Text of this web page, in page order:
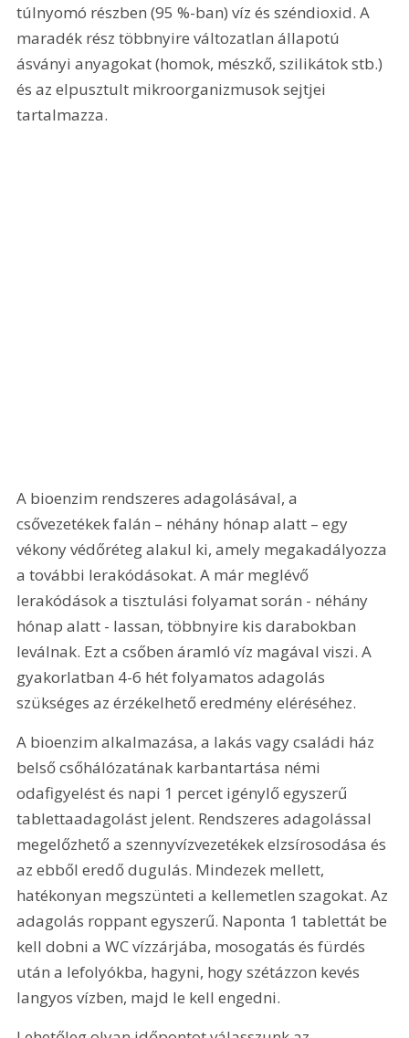
túlnyomó részben (95 %-ban) víz és széndioxid. A
maradék rész többnyire változatlan állapotú
ásványi anyagokat (homok, mészkő, szilikátok stb.)
és az elpusztult mikroorganizmusok sejtjei
tartalmazza.
A bioenzim rendszeres adagolásával, a
csővezetékek falán – néhány hónap alatt – egy
vékony védőréteg alakul ki, amely megakadályozza
a további lerakódásokat. A már meglévő
lerakódások a tisztulási folyamat során - néhány
hónap alatt - lassan, többnyire kis darabokban
leválnak. Ezt a csőben áramló víz magával viszi. A
gyakorlatban 4-6 hét folyamatos adagolás
szükséges az érzékelhető eredmény eléréséhez.
A bioenzim alkalmazása, a lakás vagy családi ház
belső csőhálózatának karbantartása némi
odafigyelést és napi 1 percet igénylő egyszerű
tablettaadagolást jelent. Rendszeres adagolással
megelőzhető a szennyvízvezetékek elzsírosodása és
az ebből eredő dugulás. Mindezek mellett,
hatékonyan megszünteti a kellemetlen szagokat. Az
adagolás roppant egyszerű. Naponta 1 tablettát be
kell dobni a WC vízzárjába, mosogatás és fürdés
után a lefolyókba, hagyni, hogy szétázzon kevés
langyos vízben, majd le kell engedni.